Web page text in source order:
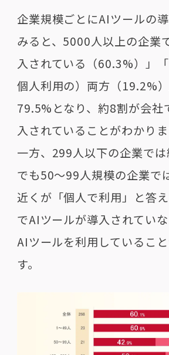
企業規模ごとにAIツールの
みると、5000人以上の企業
入されている（60.3%）」
個人利用の）両方（19.2%
79.5%となり、約8割が会社
入されていることがわかりま
一方、299人以下の企業で
でも50〜99人規模の企業で
近くが「個人で利用」と答
でAIツールが導入されてい
AIツールを利用しているこ
す。